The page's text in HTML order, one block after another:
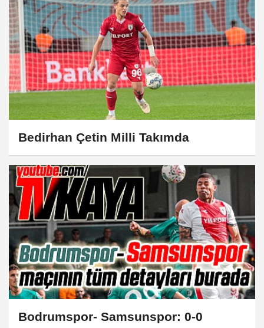
Bedirhan Çetin Milli Takımda
Bodrumspor- Samsunspor: 0-0